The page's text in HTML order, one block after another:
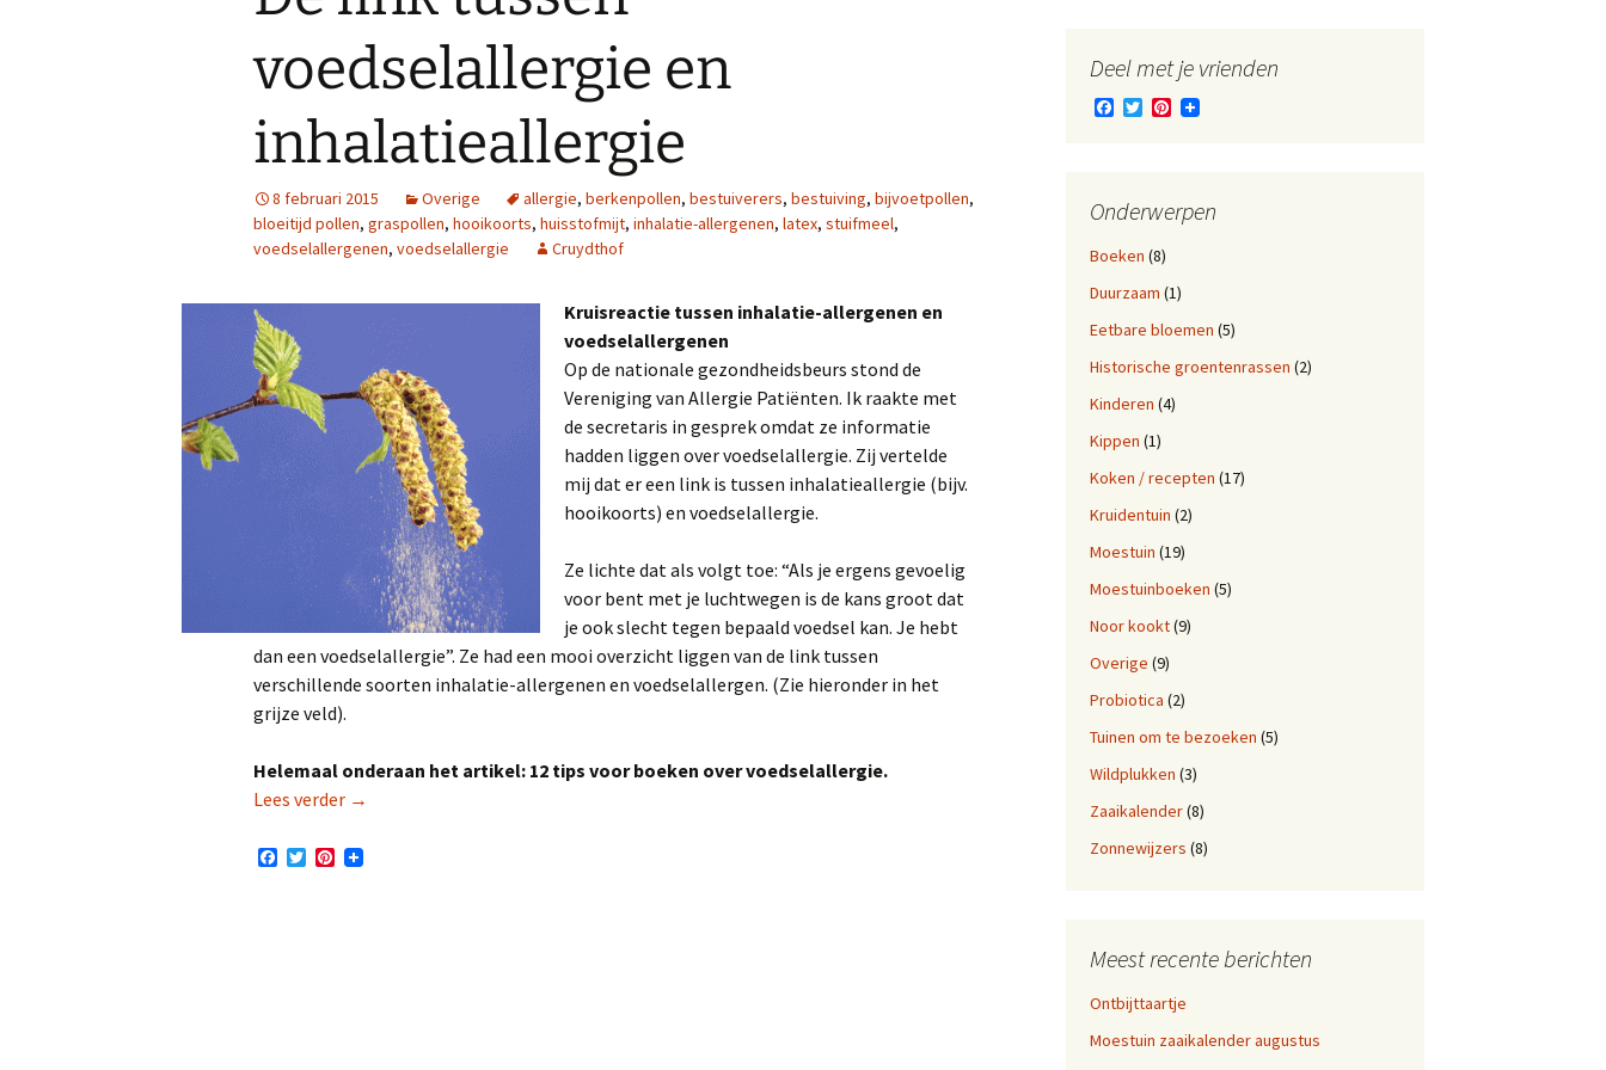
voedselallergie en
inhalatieallergie
8 februari 2015 Overige allergie, berkenpollen, bestuiverers, bestuiving, bijvoetpollen,
bloeitijd pollen, graspollen, hooikoorts, huisstofmijt, inhalatie-allergenen, latex, stuifmeel,
voedselallergenen, voedselallergie Cruydthof
Kruisreactie tussen inhalatie-allergenen en
voedselallergenen
Op de nationale gezondheidsbeurs stond de
Vereniging van Allergie Patiënten. Ik raakte met
de secretaris in gesprek omdat ze informatie
hadden liggen over voedselallergie. Zij vertelde
mij dat er een link is tussen inhalatieallergie (bijv.
hooikoorts) en voedselallergie.
Ze lichte dat als volgt toe: “Als je ergens gevoelig
voor bent met je luchtwegen is de kans groot dat
je ook slecht tegen bepaald voedsel kan. Je hebt
dan een voedselallergie”. Ze had een mooi overzicht liggen van de link tussen
verschillende soorten inhalatie-allergenen en voedselallergen. (Zie hieronder in het
grijze veld).
Helemaal onderaan het artikel: 12 tips voor boeken over voedselallergie.
Lees verder De link tussen voedselallergie en inhalatieallergie
→
T
P
Deel met je vrienden
o
o
T
e
r
P
r
e
Onderwerpen
Boeken (8)
Duurzaam (1)
Eetbare bloemen (5)
Historische groentenrassen (2)
Kinderen (4)
Kippen (1)
Koken / recepten (17)
Kruidentuin (2)
Moestuin (19)
Moestuinboeken (5)
Noor kookt(9)
Overige (9)
Probiotica (2)
Tuinen om te bezoeken (5)
Wildplukken (3)
Zaaikalender(8)
Zonnewijzers (8)
Meest recente berichten
Ontbijttaartje
Moestuin zaaikalender augustus